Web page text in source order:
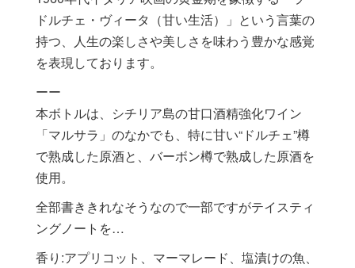
ドルチェ・ヴィータ（甘い生活）」という言葉の
持つ、人生の楽しさや美しさを味わう豊かな感覚
を表現しております。
ーー
本ボトルは、シチリア島の甘口酒精強化ワイン
「マルサラ」のなかでも、特に甘い“ドルチェ”樽
で熟成した原酒と、バーボン樽で熟成した原酒を
使用。
全部書ききれなそうなので一部ですがテイスティ
ングノートを…
香り:アプリコット、マーマレード、塩漬けの魚、